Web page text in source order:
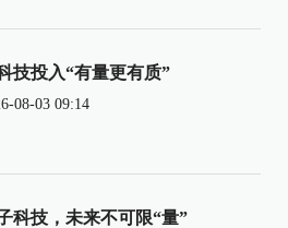
技投入“有量更有质”
08-03 09:14
科技，未来不可限“量”